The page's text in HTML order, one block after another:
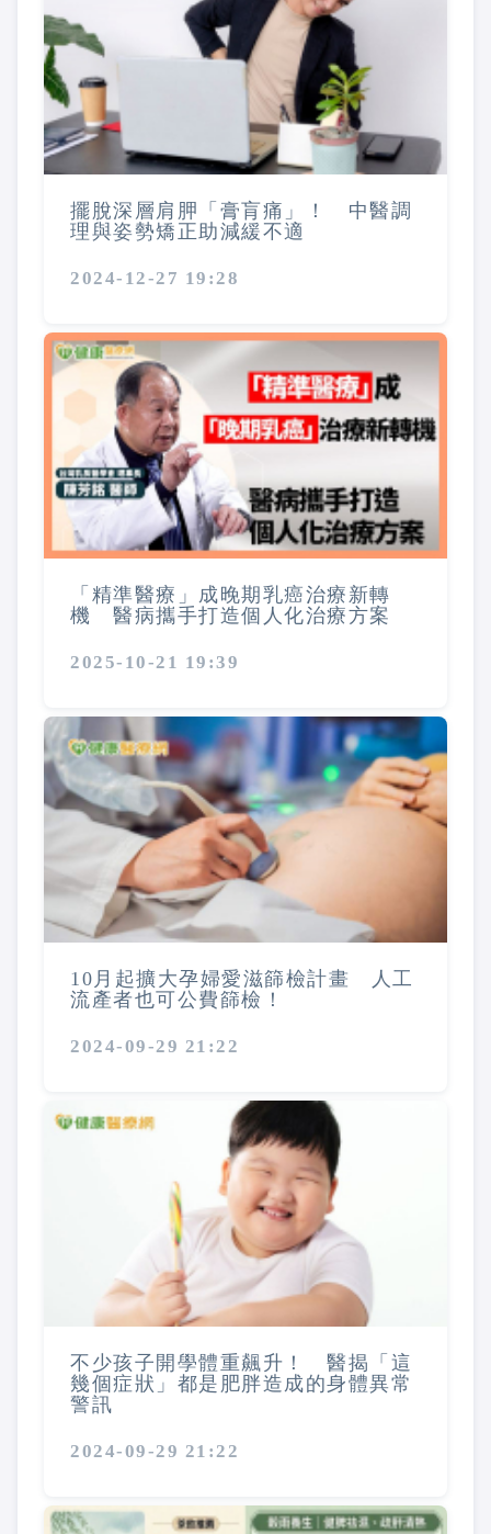
擺脫深層肩胛「膏肓痛」！ 中醫調
理與姿勢矯正助減緩不適
2024-12-27 19:28
「精準醫療」成晚期乳癌治療新轉
機 醫病攜手打造個人化治療方案
2025-10-21 19:39
10月起擴大孕婦愛滋篩檢計畫 人工
流產者也可公費篩檢！
2024-09-29 21:22
不少孩子開學體重飆升！ 醫揭「這
幾個症狀」都是肥胖造成的身體異常
警訊
2024-09-29 21:22